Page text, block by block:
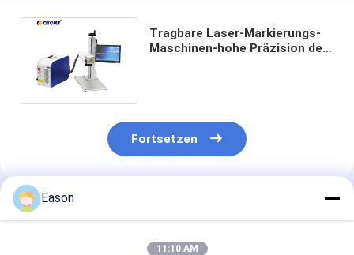
Tragbare Laser-Markierungs-
Maschinen-hohe Präzision der
Fortsetzen
Empfohlene Produkte
Eason
11:10 AM